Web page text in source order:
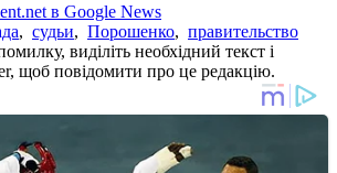
в Google News
, судьи, Порошенко, правительство
виділіть необхідний текст і
щоб повідомити про це редакцію.